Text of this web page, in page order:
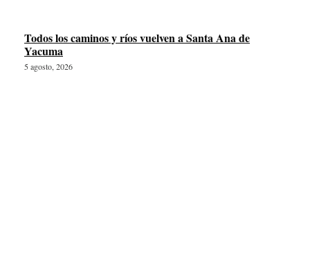
Todos los caminos y ríos vuelven a Santa Ana de
Yacuma
5 agosto, 2026